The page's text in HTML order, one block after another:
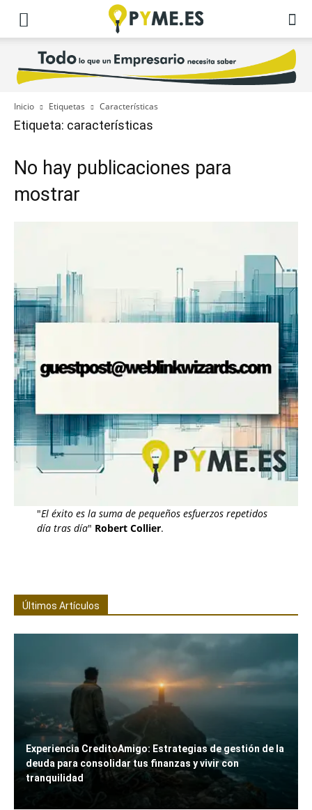
Inicio Etiquetas Características
Etiqueta: características
No hay publicaciones para
mostrar
"El éxito es la suma de pequeños esfuerzos repetidos
día tras día" Robert Collier.
Últimos Artículos
Experiencia CreditoAmigo: Estrategias de gestión de la
deuda para consolidar tus finanzas y vivir con
tranquilidad